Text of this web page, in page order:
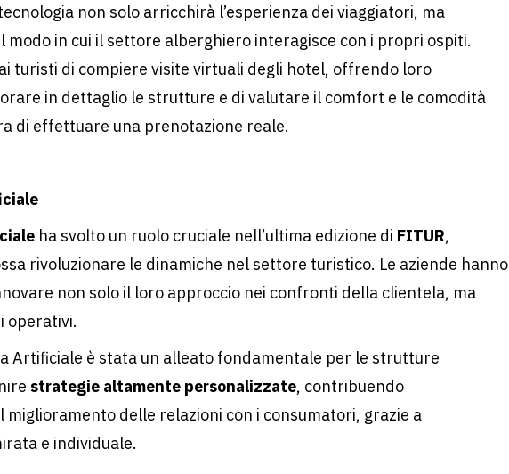
non solo arricchirà l’esperienza dei viaggiatori, ma
in cui il settore alberghiero interagisce con i propri ospiti.
turisti di compiere visite virtuali degli hotel, offrendo loro
in dettaglio le strutture e di valutare il comfort e le comodità
di effettuare una prenotazione reale.
ha svolto un ruolo cruciale nell’ultima edizione di FITUR,
rivoluzionare le dinamiche nel settore turistico. Le aziende hanno
non solo il loro approccio nei confronti della clientela, ma
operativi.
Artificiale è stata un alleato fondamentale per le strutture
strategie altamente personalizzate, contribuendo
miglioramento delle relazioni con i consumatori, grazie a
e individuale.